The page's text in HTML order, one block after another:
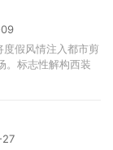
假风情注入都市剪
。标志性解构西装